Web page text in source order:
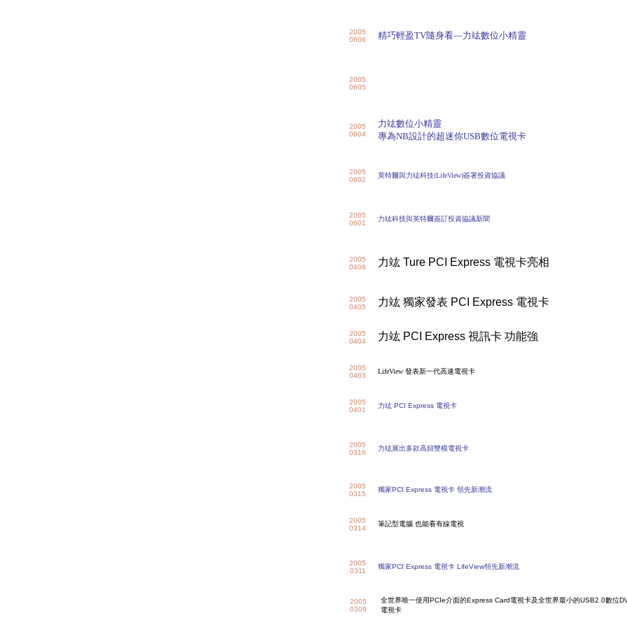
2005
0606
精巧輕盈TV隨身看—力竑數位小精靈
2005
0605
2005
0604
力竑數位小精靈
專為NB設計的超迷你USB數位電視卡
2005
0602
英特爾與力竑科技(LifeView)簽署投資協議
2005
0601
力竑科技與英特爾簽訂投資協議新聞
2005
0406
力竑 Ture PCI Express電視卡亮相
2005
0405
力竑 獨家發表 PCI Express電視卡
2005
0404
力竑 PCI Express視訊卡 功能強
2005
0403
LifeView 發表新一代高速電視卡
2005
0401
力竑 PCI Express電視卡
2005
0316
力竑展出多款高頻雙模電視卡
2005
0315
獨家PCI Express電視卡 領先新潮流
2005
0314
筆記型電腦 也能看有線電視
2005
0311
獨家PCI Express電視卡 LifeView領先新潮流
2005
0309
全世界唯一使用PCIe介面的Express Card電視卡及全世界最小的USB2.0數位
電視卡